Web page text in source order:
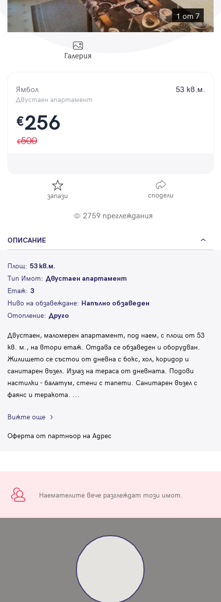
1 от 7
Галерия
Ямбол
Двустаен апартамент
53 кв.м.
€256
500
запази сподели
2759 преглеждания
ОПИСАНИЕ
Площ: 53 кв.м.
Тип Имот: Двустаен апартамент
Етаж: 3
Ниво на обзавеждане: Напълно обзаведен
Отопление: Друго
Двустаен, маломерен апартамент, под наем, с площ от 53
кв. м., на втори етаж. Отдава се обзаведен и оборудван.
Жилището се състои от дневна с бокс, хол, коридор и
санитарен възел. Излаз на тераса от дневната. Подови
настилки - балатум, стени с тапети. Санитарен възел с
фаянс и теракота. ...
Вижте още
Оферта от партньор на Адрес
Наемателите вече разглеждат този имот.
Парола
Забравена парола